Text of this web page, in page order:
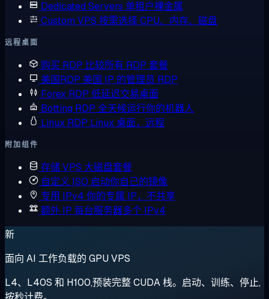
Dedicated Servers 单租户裸金属
Custom VPS 按需选择 CPU、内存、磁盘
远程桌面
购买 RDP 比较所有 RDP 套餐
美国RDP 美国 IP 的管理员 RDP
Forex RDP 低延迟交易桌面
Botting RDP 全天候运行你的机器人
Linux RDP Linux 桌面，远程
附加组件
存储 VPS 大磁盘套餐
自定义 ISO 启动你自己的镜像
专用 IPv4 你的专属 IP，不共享
额外 IP 每台服务器多个 IPv4
新
面向 AI 工作负载的 GPU VPS
L4、L40S 和 H100,预装完整 CUDA 栈。启动、训练、停止,